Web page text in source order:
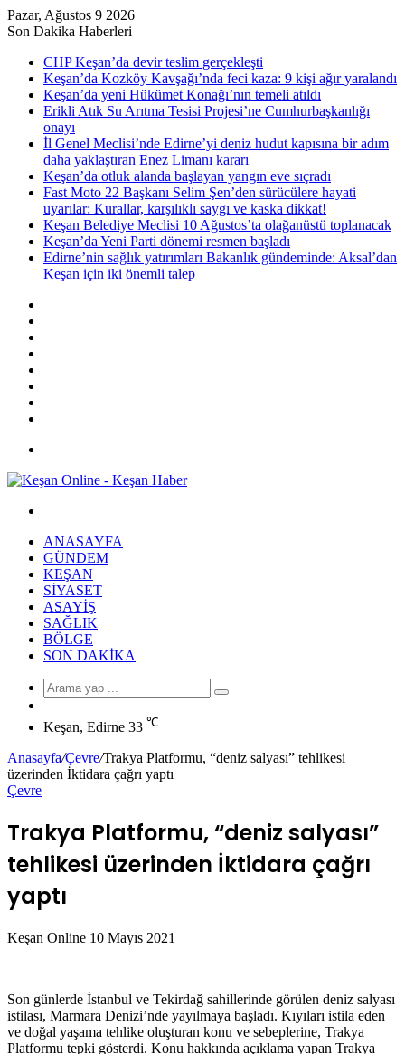
Pazar, Ağustos 9 2026
Son Dakika Haberleri
CHP Keşan’da devir teslim gerçekleşti
Keşan’da Kozköy Kavşağı’nda feci kaza: 9 kişi ağır yaralandı
Keşan’da yeni Hükümet Konağı’nın temeli atıldı
Erikli Atık Su Arıtma Tesisi Projesi’ne Cumhurbaşkanlığı
onayı
İl Genel Meclisi’nde Edirne’yi deniz hudut kapısına bir adım
daha yaklaştıran Enez Limanı kararı
Keşan’da otluk alanda başlayan yangın eve sıçradı
Fast Moto 22 Başkanı Selim Şen’den sürücülere hayati
uyarılar: Kurallar, karşılıklı saygı ve kaska dikkat!
Keşan Belediye Meclisi 10 Ağustos’ta olağanüstü toplanacak
Keşan’da Yeni Parti dönemi resmen başladı
Edirne’nin sağlık yatırımları Bakanlık gündeminde: Aksal’dan
Keşan için iki önemli talep
...
ANASAYFA
GÜNDEM
KEŞAN
SIYASET
ASAYIŞ
SAĞLIK
BÖLGE
SON DAKIKA
Arama
Makale
Keşan, Edirne 33 ℃
Anasayfa/Çevre/Trakya Platformu, “deniz salyası” tehlikesi
üzerinden İktidara çağrı yaptı
Çevre
Trakya Platformu, “deniz salyası”
tehlikesi üzerinden İktidara çağrı
yaptı
Keşan Online Bir
10 Mayıs 2021
Son günlerde İstanbul ve Tekirdağ sahillerinde görülen deniz salyası
istilası, Marmara Denizi’nde yayılmaya başladı. Kıyıları istila eden
ve doğal yaşama tehlike oluşturan konu ve sebeplerine, Trakya
Platformu tepki gösterdi. Konu hakkında açıklama yapan Trakya